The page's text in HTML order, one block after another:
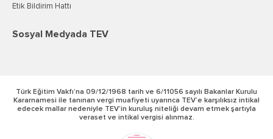
Etik Bildirim Hattı
Sosyal Medyada TEV
Türk Eğitim Vakfı’na 09/12/1968 tarih ve 6/11056 sayılı Bakanlar Kurulu
Kararnamesi ile tanınan vergi muafiyeti uyarınca TEV’e karşılıksız intikal
edecek mallar nedeniyle TEV’in kuruluş niteliği devam etmek şartıyla
veraset ve intikal vergisi alınmaz.